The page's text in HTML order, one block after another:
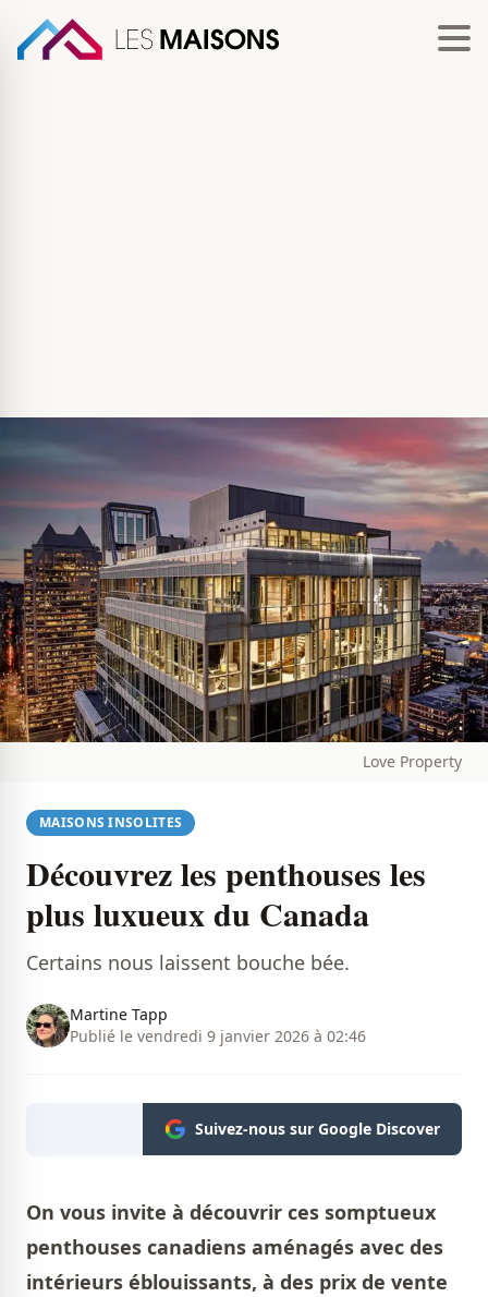
Love Property
MAISONS INSOLITES
Découvrez les penthouses les
plus luxueux du Canada
Certains nous laissent bouche bée.
Martine Tapp
Publié le vendredi 9 janvier 2026 à 02:46
Suivez-nous sur Google Discover
On vous invite à découvrir ces somptueux
penthouses canadiens aménagés avec des
intérieurs éblouissants, à des prix de vente